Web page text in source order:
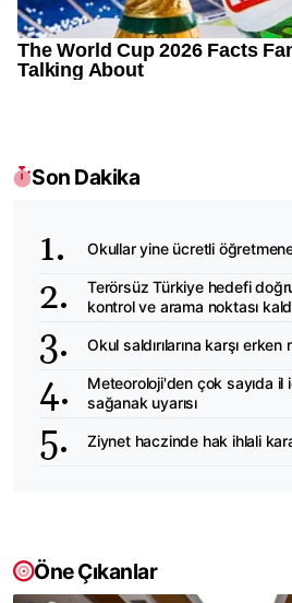
Son Dakika
Okullar yine ücretli
Terörsüz Türkiye hedefi
kontrol ve arama noktası
Okul saldırılarına karşı
Meteoroloji'den çok sayıda il
sağanak uyarısı
Ziynet haczinde hak ihlali
Öne Çıkanlar